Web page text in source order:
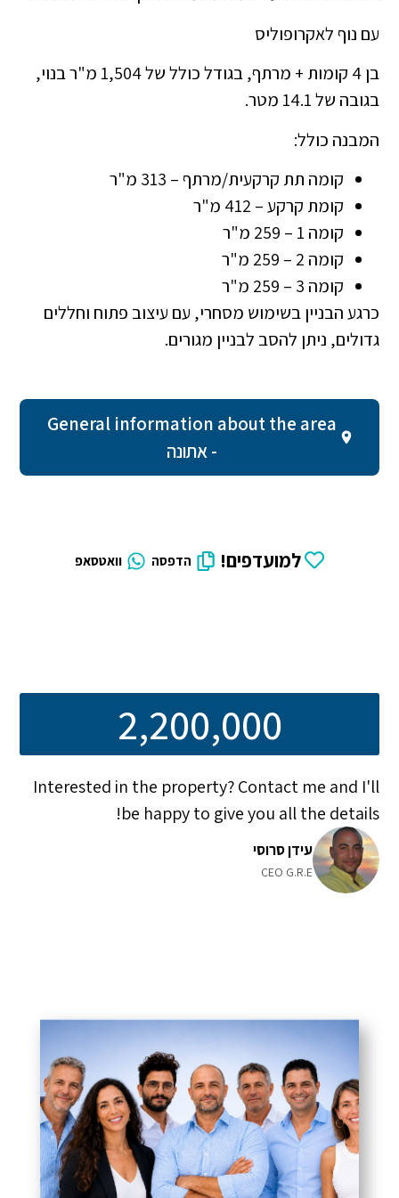
עם נוף לאקרופוליס
בן 4 קומות + מרתף, בגודל כולל של 1,504 מ"ר בנוי,
בגובה של 14.1 מטר.
המבנה כולל:
קומה תת קרקעית/מרתף – 313 מ"ר
קומת קרקע – 412 מ"ר
קומה 1 – 259 מ"ר
קומה 2 – 259 מ"ר
קומה 3 – 259 מ"ר
כרגע הבניין בשימוש מסחרי, עם עיצוב פתוח וחללים
גדולים, ניתן להסב לבניין מגורים.
General information about the area
- אתונה
למועדפים! הדפסה וואטסאפ
2,200,000
Interested in the property? Contact me and I'll
be happy to give you all the details!
עידן סרוסי
CEO G.R.E